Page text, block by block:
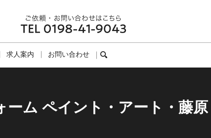
求人案内 お問い合わせ search
ーム ペイント・アート・藤原